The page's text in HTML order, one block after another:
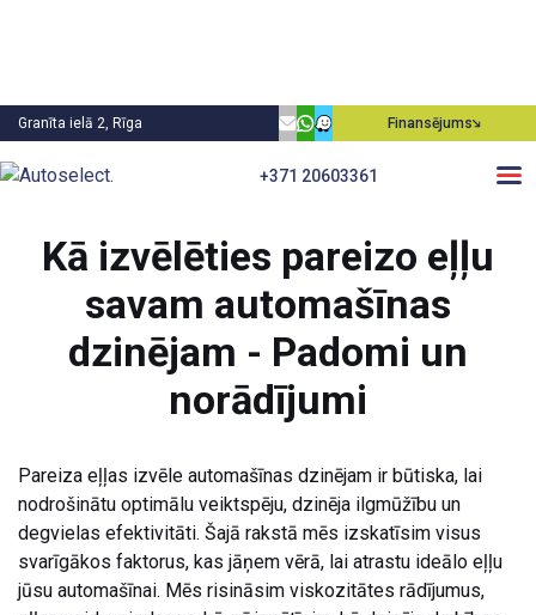
Granīta ielā 2, Rīga Finansējums
+371 20603361
Atpakaļ
Kā izvēlēties pareizo eļļu
savam automašīnas
dzinējam - Padomi un
norādījumi
Pareiza eļļas izvēle automašīnas dzinējam ir būtiska, lai
nodrošinātu optimālu veiktspēju, dzinēja ilgmūžību un
degvielas efektivitāti. Šajā rakstā mēs izskatīsim visus
svarīgākos faktorus, kas jāņem vērā, lai atrastu ideālo eļļu
jūsu automašīnai. Mēs risināsim viskozitātes rādījumus,